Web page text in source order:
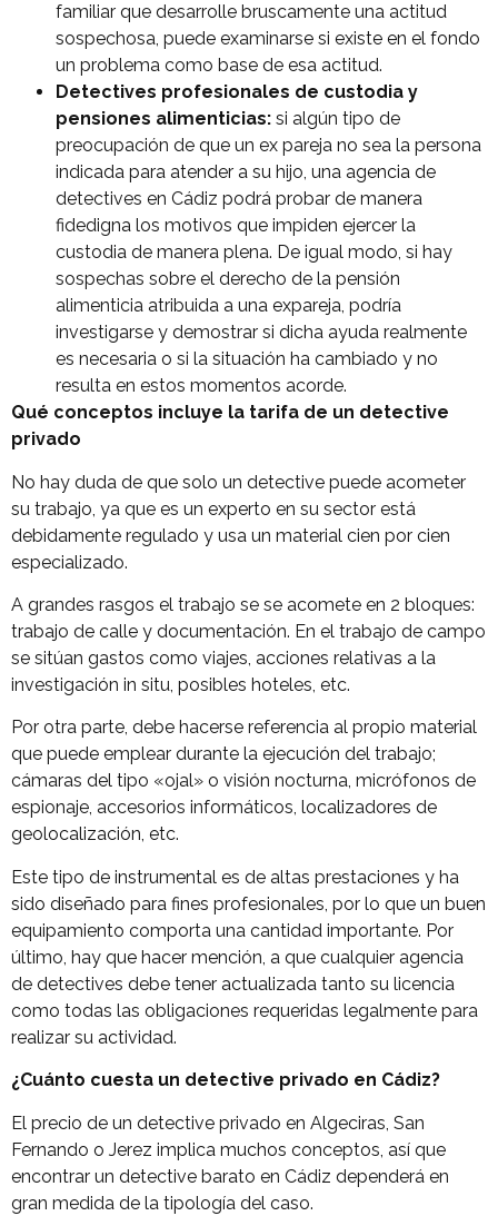
familiar que desarrolle bruscamente una actitud
sospechosa, puede examinarse si existe en el fondo
un problema como base de esa actitud.
Detectives profesionales de custodia y
pensiones alimenticias: si algún tipo de
preocupación de que un ex pareja no sea la persona
indicada para atender a su hijo, una agencia de
detectives en Cádiz podrá probar de manera
fidedigna los motivos que impiden ejercer la
custodia de manera plena. De igual modo, si hay
sospechas sobre el derecho de la pensión
alimenticia atribuida a una expareja, podría
investigarse y demostrar si dicha ayuda realmente
es necesaria o si la situación ha cambiado y no
resulta en estos momentos acorde.
Qué conceptos incluye la tarifa de un detective
privado
No hay duda de que solo un detective puede acometer
su trabajo, ya que es un experto en su sector está
debidamente regulado y usa un material cien por cien
especializado.
A grandes rasgos el trabajo se se acomete en 2 bloques:
trabajo de calle y documentación. En el trabajo de campo
se sitúan gastos como viajes, acciones relativas a la
investigación in situ, posibles hoteles, etc.
Por otra parte, debe hacerse referencia al propio material
que puede emplear durante la ejecución del trabajo;
cámaras del tipo «ojal» o visión nocturna, micrófonos de
espionaje, accesorios informáticos, localizadores de
geolocalización, etc.
Este tipo de instrumental es de altas prestaciones y ha
sido diseñado para fines profesionales, por lo que un buen
equipamiento comporta una cantidad importante. Por
último, hay que hacer mención, a que cualquier agencia
de detectives debe tener actualizada tanto su licencia
como todas las obligaciones requeridas legalmente para
realizar su actividad.
¿Cuánto cuesta un detective privado en Cádiz?
El precio de un detective privado en Algeciras, San
Fernando o Jerez implica muchos conceptos, así que
encontrar un detective barato en Cádiz dependerá en
gran medida de la tipología del caso.